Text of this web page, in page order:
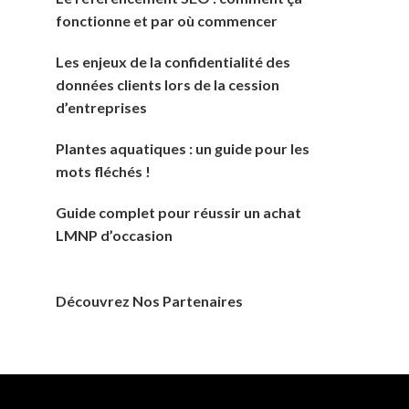
fonctionne et par où commencer
Les enjeux de la confidentialité des
données clients lors de la cession
d’entreprises
Plantes aquatiques : un guide pour les
mots fléchés !
Guide complet pour réussir un achat
LMNP d’occasion
Découvrez Nos Partenaires